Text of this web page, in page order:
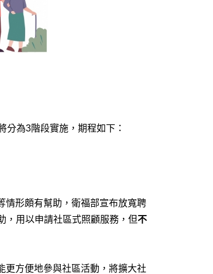
分為3階段實施，期程如下：
情形頗有幫助，衛福部宣布放寬聘
，用以申請社區式照顧服務，但不
更方便地參與社區活動，將擴大社